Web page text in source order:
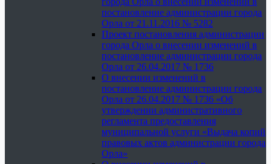
постановление администрации города
Орла от 21.11.2016 № 5282
Проект постановления администрации
города Орла о внесении изменений в
постановление администрации города
Орла от 26.04.2017 № 1736
О внесении изменений в
постановление администрации города
Орла от 26.04.2017 № 1736 «Об
утверждении административного
регламента предоставления
муниципальной услуги «Выдача копий
правовых актов администрации города
Орла»